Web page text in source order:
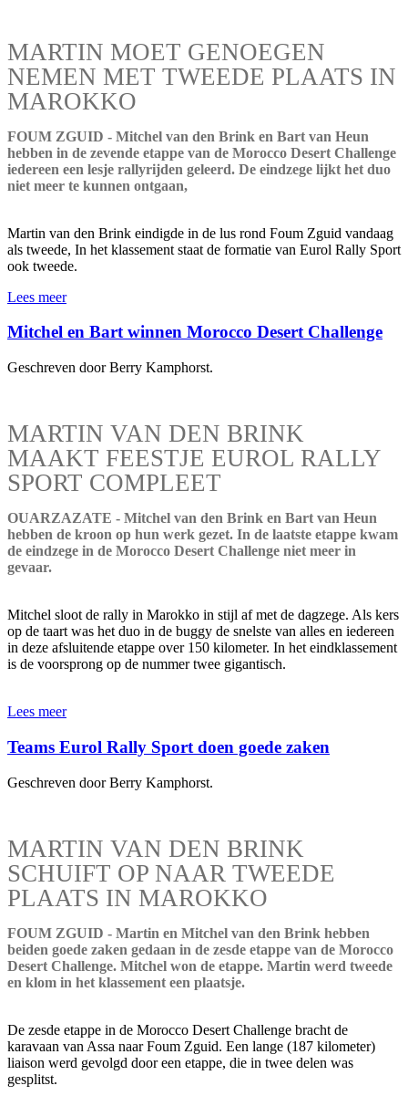
MARTIN MOET GENOEGEN
NEMEN MET TWEEDE PLAATS IN
MAROKKO
FOUM ZGUID - Mitchel van den Brink en Bart van Heun
hebben in de zevende etappe van de Morocco Desert Challenge
iedereen een lesje rallyrijden geleerd. De eindzege lijkt het duo
niet meer te kunnen ontgaan,
Martin van den Brink eindigde in de lus rond Foum Zguid vandaag
als tweede, In het klassement staat de formatie van Eurol Rally Sport
ook tweede.
Lees meer
Mitchel en Bart winnen Morocco Desert Challenge
Geschreven door Berry Kamphorst.
MARTIN VAN DEN BRINK
MAAKT FEESTJE EUROL RALLY
SPORT COMPLEET
OUARZAZATE - Mitchel van den Brink en Bart van Heun
hebben de kroon op hun werk gezet. In de laatste etappe kwam
de eindzege in de Morocco Desert Challenge niet meer in
gevaar.
Mitchel sloot de rally in Marokko in stijl af met de dagzege. Als kers
op de taart was het duo in de buggy de snelste van alles en iedereen
in deze afsluitende etappe over 150 kilometer. In het eindklassement
is de voorsprong op de nummer twee gigantisch.
Lees meer
Teams Eurol Rally Sport doen goede zaken
Geschreven door Berry Kamphorst.
MARTIN VAN DEN BRINK
SCHUIFT OP NAAR TWEEDE
PLAATS IN MAROKKO
FOUM ZGUID - Martin en Mitchel van den Brink hebben
beiden goede zaken gedaan in de zesde etappe van de Morocco
Desert Challenge. Mitchel won de etappe. Martin werd tweede
en klom in het klassement een plaatsje.
De zesde etappe in de Morocco Desert Challenge bracht de
karavaan van Assa naar Foum Zguid. Een lange (187 kilometer)
liaison werd gevolgd door een etappe, die in twee delen was
gesplitst.